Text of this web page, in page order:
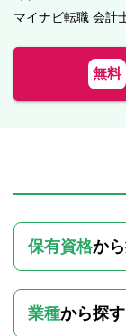
マイナビ転職 会計
無料
保有資格か
業種から探す